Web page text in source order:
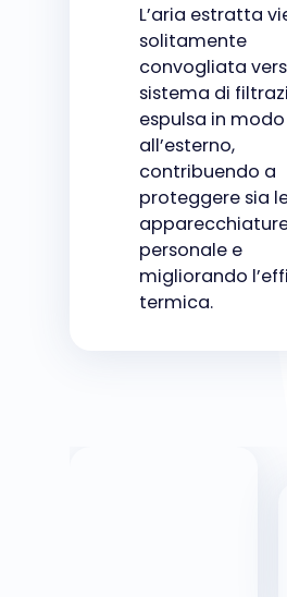
L’aria estratta
solitamente
convogliata
sistema di
espulsa in
all’esterno,
contribuendo a
proteggere sia
personale e
migliorando
termica.